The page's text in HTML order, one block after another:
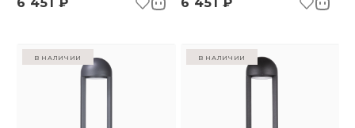
в наличии в наличии